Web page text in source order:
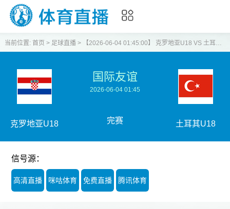
当前位置: 首页 > 足球直播> 【2026-06-04 01:45:00】 克罗地亚U18 VS 土耳其U18
克罗地亚U18
国际友谊
2026-06-04 01:45
完赛 土耳其U18
信号源：
高清直播 咪咕体育 免费直播 腾讯体育